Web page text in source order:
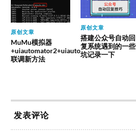
原创文章
MuMu模拟器
+uiautomator2+uiauto
联调新方法
原创文章
搭建公众号自动回
复系统遇到的一些
坑记录一下
发表评论